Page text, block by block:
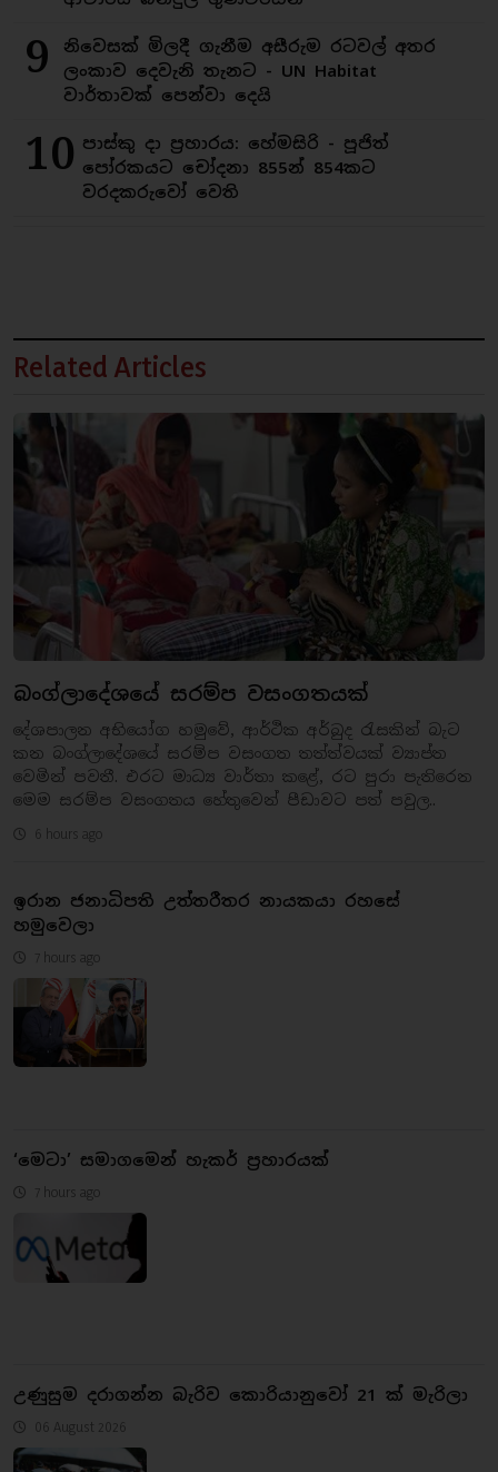
9
නිවෙසක් මිලදී ගැනීම අසීරුම රටවල් අතර
ලංකාව දෙවැනි තැනට - UN Habitat
වාර්තාවක් පෙන්වා දෙයි
10 පාස්කු දා ප්‍රහාරය: හේමසිරි - පූජිත්
පෝරකයට චෝදනා 855න් 854කට
වරදකරුවෝ වෙති
Related Articles
බංග්ලාදේශයේ සරම්ප වසංගතයක්
දේශපාලන අභියෝග හමුවේ, ආර්ථික අර්බුද රැසකින් බැට
කන බංග්ලාදේශයේ සරම්ප වසංගත තත්ත්වයක් ව්‍යාප්ත
වෙමින් පවතී. එරට මාධ්‍ය වාර්තා කළේ, රට පුරා පැතිරෙන
මෙම සරම්ප වසංගතය හේතුවෙන් පීඩාවට පත් පවුල..
6 hours ago
ඉරාන ජනාධිපති උත්තරීතර නායකයා රහසේ
හමුවෙලා
7 hours ago
‘මෙටා’ සමාගමෙන් හැකර් ප්‍රහාරයක්
7 hours ago
උණුසුම දරාගන්න බැරිව කොරියානුවෝ 21 ක් මැරිලා
06 August 2026